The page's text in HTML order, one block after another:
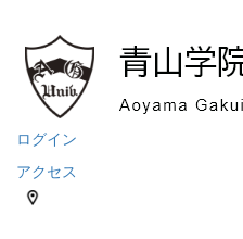
ログイン
アクセス